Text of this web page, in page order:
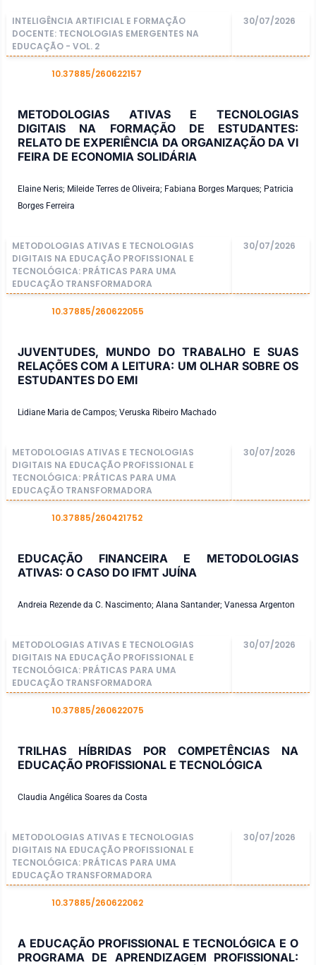
INTELIGÊNCIA ARTIFICIAL E FORMAÇÃO
DOCENTE: TECNOLOGIAS EMERGENTES NA
EDUCAÇÃO - VOL. 2
30/07/2026
10.37885/260622157
METODOLOGIAS ATIVAS E TECNOLOGIAS
DIGITAIS NA FORMAÇÃO DE ESTUDANTES:
RELATO DE EXPERIÊNCIA DA ORGANIZAÇÃO DA VI
FEIRA DE ECONOMIA SOLIDÁRIA
Elaine Neris; Mileide Terres de Oliveira; Fabiana Borges Marques; Patricia
Borges Ferreira
METODOLOGIAS ATIVAS E TECNOLOGIAS
DIGITAIS NA EDUCAÇÃO PROFISSIONAL E
TECNOLÓGICA: PRÁTICAS PARA UMA
EDUCAÇÃO TRANSFORMADORA
30/07/2026
10.37885/260622055
JUVENTUDES, MUNDO DO TRABALHO E SUAS
RELAÇÕES COM A LEITURA: UM OLHAR SOBRE OS
ESTUDANTES DO EMI
Lidiane Maria de Campos; Veruska Ribeiro Machado
METODOLOGIAS ATIVAS E TECNOLOGIAS
DIGITAIS NA EDUCAÇÃO PROFISSIONAL E
TECNOLÓGICA: PRÁTICAS PARA UMA
EDUCAÇÃO TRANSFORMADORA
30/07/2026
10.37885/260421752
EDUCAÇÃO FINANCEIRA E METODOLOGIAS
ATIVAS: O CASO DO IFMT JUÍNA
Andreia Rezende da C. Nascimento; Alana Santander; Vanessa Argenton
METODOLOGIAS ATIVAS E TECNOLOGIAS
DIGITAIS NA EDUCAÇÃO PROFISSIONAL E
TECNOLÓGICA: PRÁTICAS PARA UMA
EDUCAÇÃO TRANSFORMADORA
30/07/2026
10.37885/260622075
TRILHAS HÍBRIDAS POR COMPETÊNCIAS NA
EDUCAÇÃO PROFISSIONAL E TECNOLÓGICA
Claudia Angélica Soares da Costa
METODOLOGIAS ATIVAS E TECNOLOGIAS
DIGITAIS NA EDUCAÇÃO PROFISSIONAL E
TECNOLÓGICA: PRÁTICAS PARA UMA
EDUCAÇÃO TRANSFORMADORA
30/07/2026
10.37885/260622062
A EDUCAÇÃO PROFISSIONAL E TECNOLÓGICA E O
PROGRAMA DE APRENDIZAGEM PROFISSIONAL: